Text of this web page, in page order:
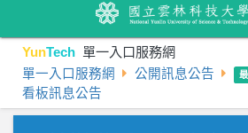
YunTech 單一入口服務網
單一入口服務網 公開訊息公告
看板訊息公告